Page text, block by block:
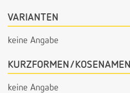
VARIANTEN
keine Angabe
KURZFORMEN/KOSENAMEN
keine Angabe